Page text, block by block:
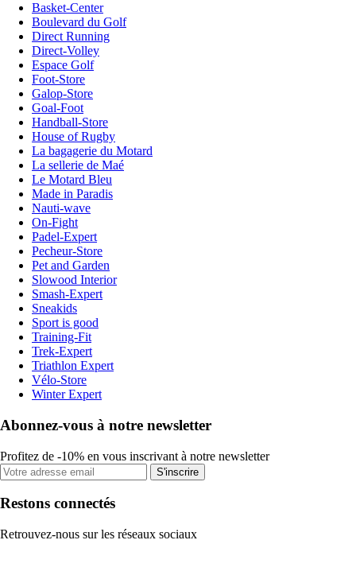
Basket-Center
Boulevard du Golf
Direct Running
Direct-Volley
Espace Golf
Foot-Store
Galop-Store
Goal-Foot
Handball-Store
House of Rugby
La bagagerie du Motard
La sellerie de Maé
Le Motard Bleu
Made in Paradis
Nauti-wave
On-Fight
Padel-Expert
Pecheur-Store
Pet and Garden
Slowood Interior
Smash-Expert
Sneakids
Sport is good
Training-Fit
Trek-Expert
Triathlon Expert
Vélo-Store
Winter Expert
Abonnez-vous à notre newsletter
Profitez de -10% en vous inscrivant à notre newsletter
S'inscrire
Restons connectés
Retrouvez-nous sur les réseaux sociaux